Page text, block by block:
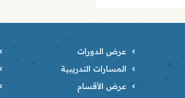
عرض الدورات
المسارات التدريبية
عرض الأقسام